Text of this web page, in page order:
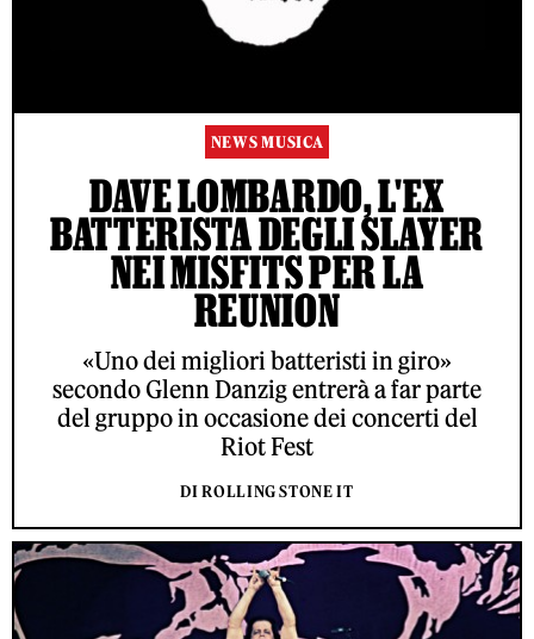
NEWS MUSICA
DAVE LOMBARDO, L'EX
BATTERISTA DEGLI SLAYER
NEI MISFITS PER LA
REUNION
«Uno dei migliori batteristi in giro»
secondo Glenn Danzig entrerà a far parte
del gruppo in occasione dei concerti del
Riot Fest
DI ROLLING STONE IT